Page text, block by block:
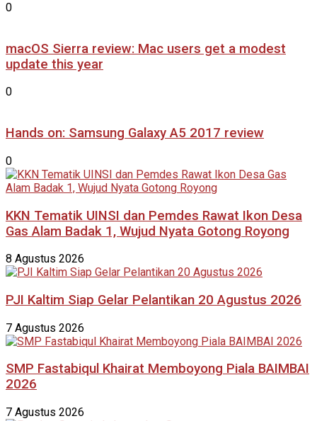
0
macOS Sierra review: Mac users get a modest
update this year
0
Hands on: Samsung Galaxy A5 2017 review
0
KKN Tematik UINSI dan Pemdes Rawat Ikon Desa
Gas Alam Badak 1, Wujud Nyata Gotong Royong
8 Agustus 2026
PJI Kaltim Siap Gelar Pelantikan 20 Agustus 2026
7 Agustus 2026
SMP Fastabiqul Khairat Memboyong Piala BAIMBAI
2026
7 Agustus 2026